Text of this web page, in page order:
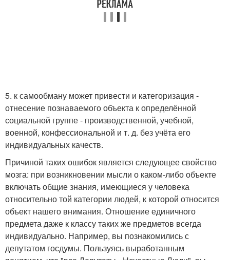
5. к самообману может привести и категоризация -
отнесение познаваемого объекта к определённой
социальной группе - производственной, учебной,
военной, конфессиональной и т. д. без учёта его
индивидуальных качеств.
Причиной таких ошибок является следующее свойство
мозга: при возникновении мысли о каком-либо объекте
включать общие знания, имеющиеся у человека
относительно той категории людей, к которой относится
объект нашего внимания. Отношение единичного
предмета даже к классу таких же предметов всегда
индивидуально. Например, вы познакомились с
депутатом госдумы. Пользуясь выработанным